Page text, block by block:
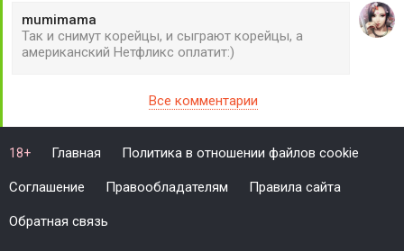
mumimama
Так и снимут корейцы, и сыграют корейцы, а
американский Нетфликс оплатит:)
Все комментарии
18+ Главная Политика в отношении файлов cookie
Соглашение Правообладателям Правила сайта
Обратная связь